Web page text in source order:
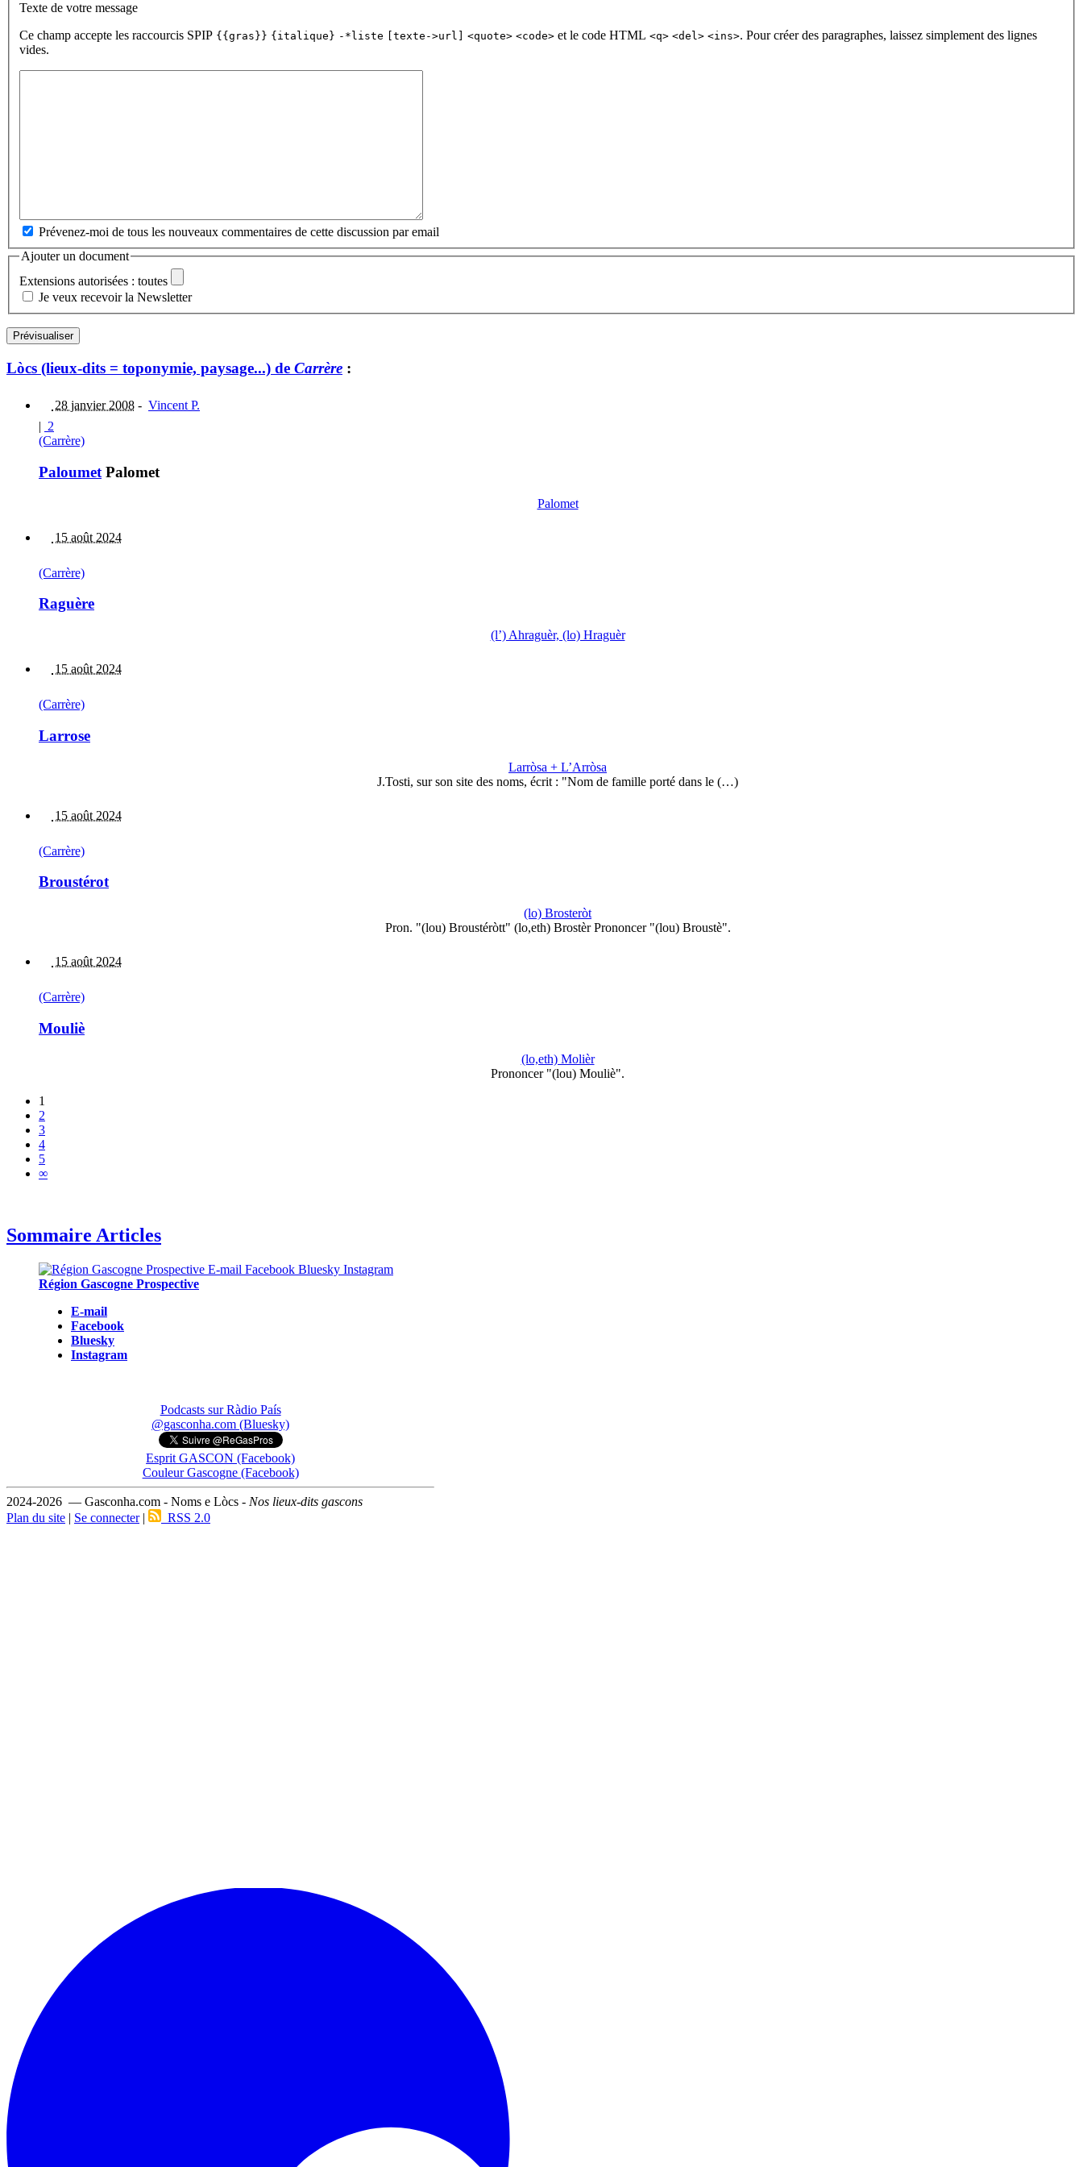
Texte de votre message
Ce champ accepte les raccourcis SPIP {{gras}} {italique} -*liste [texte->url] <quote> <code> et le code HTML <q> <del> <ins>. Pour créer des paragraphes, laissez simplement des lignes
vides.
Prévenez-moi de tous les nouveaux commentaires de cette discussion par email
Ajouter un document
Extensions autorisées : toutes
Je veux recevoir la Newsletter
Lòcs (lieux-dits = toponymie, paysage...) de Carrère :
28 janvier 2008 - Vincent P.
| 2
(Carrère)
Paloumet Palomet
Palomet
15 août 2024
(Carrère)
Raguère
(l’) Ahraguèr, (lo) Hraguèr
15 août 2024
(Carrère)
Larrose
Larròsa + L’Arròsa
J.Tosti, sur son site des noms, écrit : "Nom de famille porté dans le (…)
15 août 2024
(Carrère)
Broustérot
(lo) Brosteròt
Pron. "(lou) Broustéròtt" (lo,eth) Brostèr Prononcer "(lou) Broustè".
15 août 2024
(Carrère)
Mouliè
(lo,eth) Molièr
Prononcer "(lou) Mouliè".
1
2
3
4
5
∞
Sommaire Articles
Région Gascogne Prospective
E-mail
Facebook
Bluesky
Instagram
Podcasts sur Ràdio País
@gasconha.com (Bluesky)
Esprit GASCON (Facebook)
Couleur Gascogne (Facebook)
2024-2026 — Gasconha.com - Noms e Lòcs - Nos lieux-dits gascons
Plan du site | Se connecter| RSS 2.0